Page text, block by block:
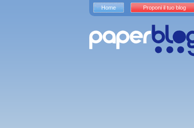
Home Proponi il tuo blog